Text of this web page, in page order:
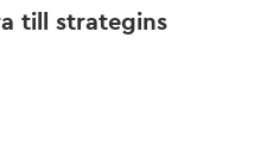
till strategins